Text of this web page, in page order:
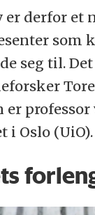
er derfor et
som
seg til.
er professor
i Oslo (UiO).